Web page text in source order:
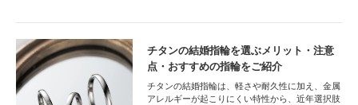
チタンの結婚指輪を選ぶメリット・注意
点・おすすめの指輪をご紹介
チタンの結婚指輪は、軽さや耐久性に加え、金属
アレルギーが起こりにくい特性から、近年選択肢